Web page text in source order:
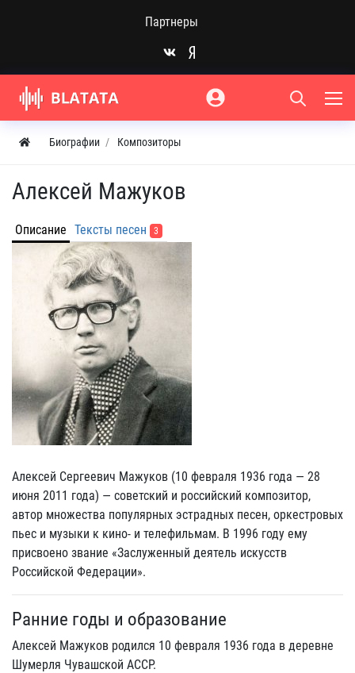
Партнеры
Биографии Композиторы
Алексей Мажуков
Описание Тексты песен 3
Алексей Сергеевич Мажуков (10 февраля 1936 года — 28
июня 2011 года) — советский и российский композитор,
автор множества популярных эстрадных песен, оркестровых
пьес и музыки к кино- и телефильмам. В 1996 году ему
присвоено звание «Заслуженный деятель искусств
Российской Федерации».
Ранние годы и образование
Алексей Мажуков родился 10 февраля 1936 года в деревне
Шумерля Чувашской АССР.